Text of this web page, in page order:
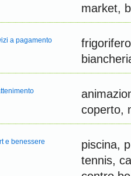
market,
a pagamento
coperto,
e benessere
piscina,
tennis,